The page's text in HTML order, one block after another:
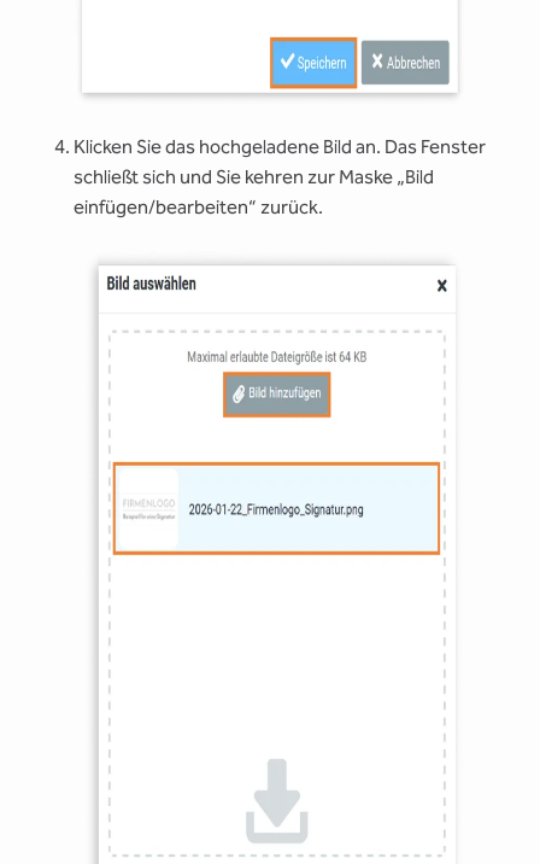
Klicken Sie das hochgeladene Bild an. Das Fenster
schließt sich und Sie kehren zur Maske „Bild
einfügen/bearbeiten“ zurück.